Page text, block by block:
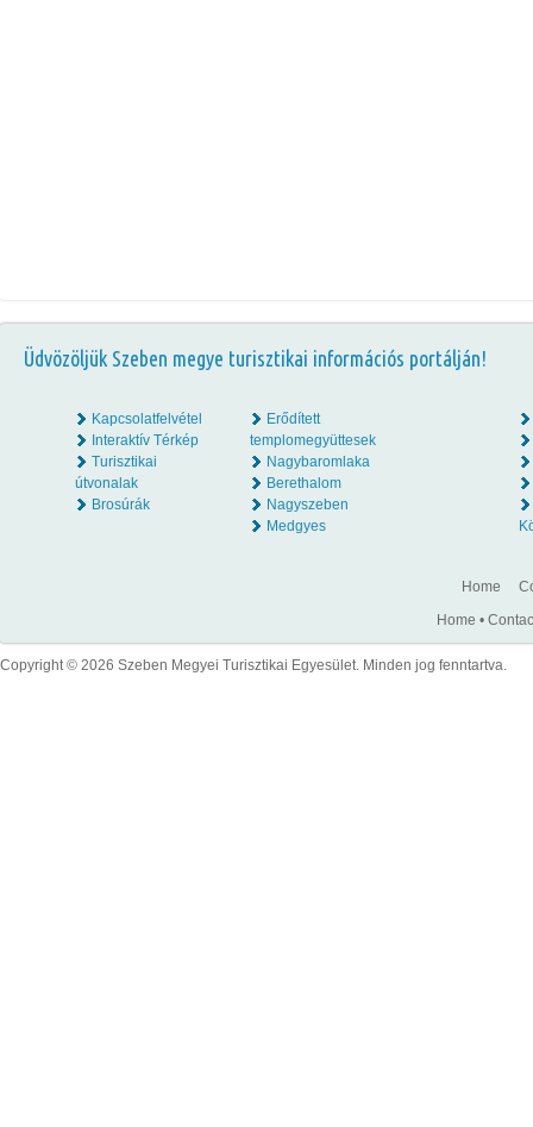
Üdvözöljük Szeben megye turisztikai információs portálján!
Kapcsolatfelvétel
Interaktív Térkép
Turisztikai
útvonalak
Brosúrák
Erődített
templomegyüttesek
Nagybaromlaka
Berethalom
Nagyszeben
Medgyes
Home
Home •
Copyright © 2026 Szeben Megyei Turisztikai Egyesület. Minden jog fenntartva.